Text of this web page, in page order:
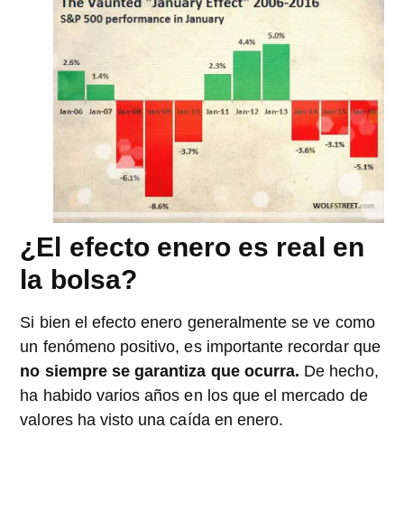
¿El efecto enero es real en
la bolsa?
Si bien el efecto enero generalmente se ve como
un fenómeno positivo, es importante recordar que
no siempre se garantiza que ocurra. De hecho,
ha habido varios años en los que el mercado de
valores ha visto una caída en enero.